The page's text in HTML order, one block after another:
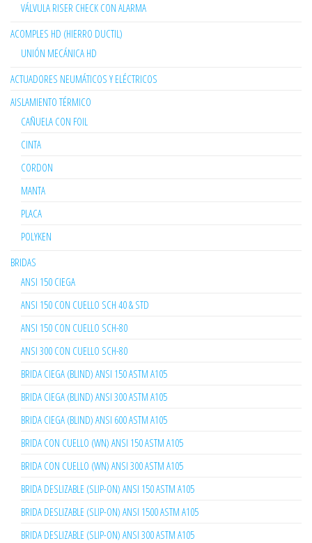
VÁLVULA RISER CHECK CON ALARMA
ACOMPLES HD (HIERRO DUCTIL)
UNIÓN MECÁNICA HD
ACTUADORES NEUMÁTICOS Y ELÉCTRICOS
AISLAMIENTO TÉRMICO
CAÑUELA CON FOIL
CINTA
CORDON
MANTA
PLACA
POLYKEN
BRIDAS
ANSI 150 CIEGA
ANSI 150 CON CUELLO SCH 40 & STD
ANSI 150 CON CUELLO SCH-80
ANSI 300 CON CUELLO SCH-80
BRIDA CIEGA (BLIND) ANSI 150 ASTM A105
BRIDA CIEGA (BLIND) ANSI 300 ASTM A105
BRIDA CIEGA (BLIND) ANSI 600 ASTM A105
BRIDA CON CUELLO (WN) ANSI 150 ASTM A105
BRIDA CON CUELLO (WN) ANSI 300 ASTM A105
BRIDA DESLIZABLE (SLIP-ON) ANSI 150 ASTM A105
BRIDA DESLIZABLE (SLIP-ON) ANSI 1500 ASTM A105
BRIDA DESLIZABLE (SLIP-ON) ANSI 300 ASTM A105